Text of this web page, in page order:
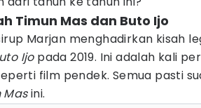
Timun Mas dan Buto Ijo
Marjan menghadirkan kisah
Ijopada 2019. Ini adalah kali
film pendek. Semua pasti
Masini.